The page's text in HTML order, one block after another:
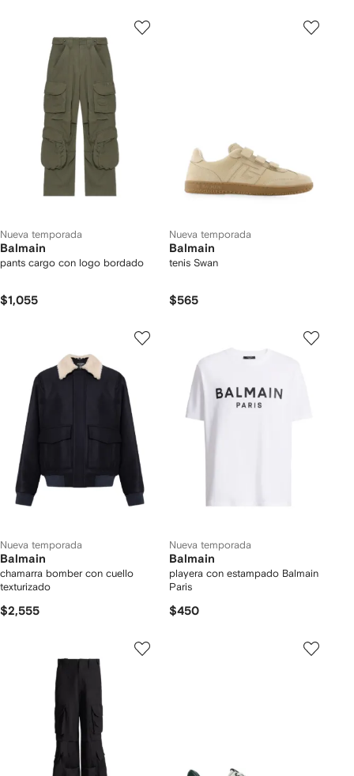
Nueva temporada
Balmain
pants cargo con logo bordado
$1,055
Nueva temporada
Balmain
tenis Swan
$565
Nueva temporada
Balmain
chamarra bomber con cuello
texturizado
$2,555
Nueva temporada
Balmain
playera con estampado Balmain
Paris
$450